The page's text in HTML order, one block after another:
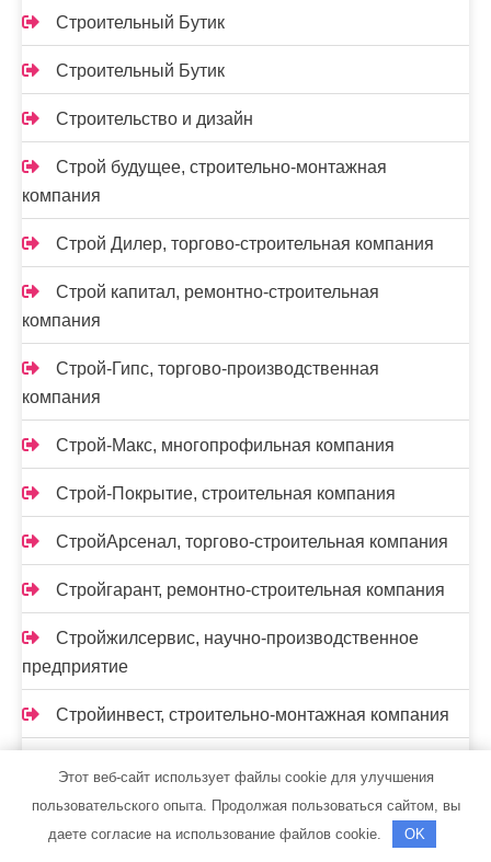
Строительный Бутик
Строительный Бутик
Строительство и дизайн
Строй будущее, строительно-монтажная
компания
Строй Дилер, торгово-строительная компания
Строй капитал, ремонтно-строительная
компания
Строй-Гипс, торгово-производственная
компания
Строй-Макс, многопрофильная компания
Строй-Покрытие, строительная компания
СтройАрсенал, торгово-строительная компания
Стройгарант, ремонтно-строительная компания
Стройжилсервис, научно-производственное
предприятие
Стройинвест, строительно-монтажная компания
Стройком, строительно-монтажная компания
Этот веб-сайт использует файлы cookie для улучшения
пользовательского опыта. Продолжая пользоваться сайтом, вы
даете согласие на использование файлов cookie.
OK